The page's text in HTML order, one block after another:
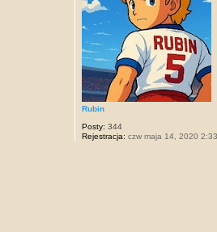
Rubin
Posty: 344
Rejestracja: czw maja 14, 2020